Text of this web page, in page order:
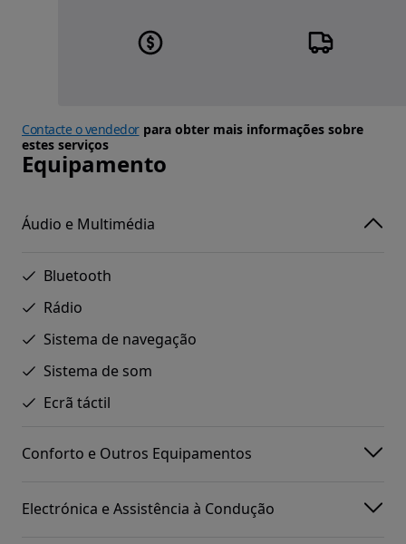
Contacte o vendedorpara obter mais informações sobre
estes serviços
Equipamento
Áudio e Multimédia
Bluetooth
Rádio
Sistema de navegação
Sistema de som
Ecrã táctil
Conforto e Outros Equipamentos
Electrónica e Assistência à Condução